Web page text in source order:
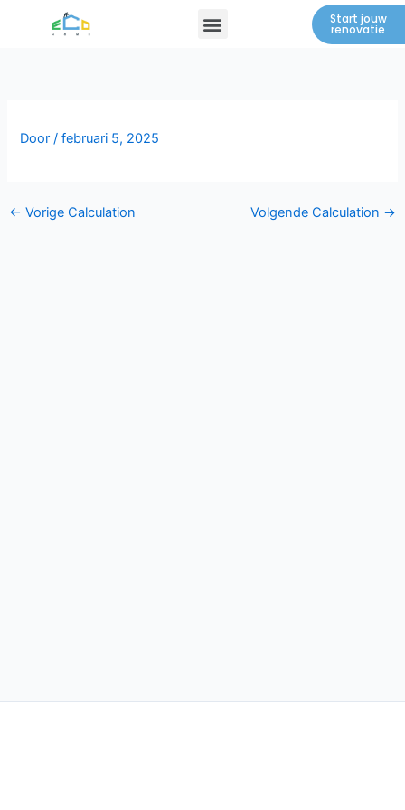
Menu Start jouw
renovatie
Door/februari 5, 2025
← Vorige Calculation Volgende Calculation →